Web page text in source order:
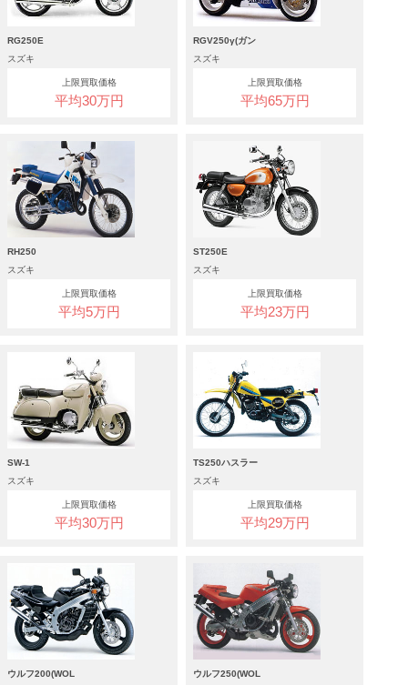
RG250E
スズキ
上限買取価格
平均30万円
RGV250γ(ガン
スズキ
上限買取価格
平均65万円
RH250
スズキ
上限買取価格
平均5万円
ST250E
スズキ
上限買取価格
平均23万円
SW-1
スズキ
上限買取価格
平均30万円
TS250ハスラー
スズキ
上限買取価格
平均29万円
ウルフ200(WOL
ウルフ250(WOL